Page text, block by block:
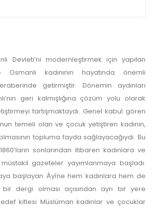
Devleti’ni modernleştirmek için yapılan
Osmanlı kadınının hayatında önemli
getirmiştir. Dönemin aydınları
geri kalmışlığına çözüm yolu olarak
tartışmaktaydı. Genel kabul gören
temeli olan ve çocuk yetiştiren kadının,
topluma fayda sağlayacağıydı. Bu
sonlarından itibaren kadınlara ve
gazeteler yayımlanmaya başladı.
başlayan Âyîne hem kadınlara hem de
dergi olması açısından ayrı bir yere
kitlesi Müslüman kadınlar ve çocuklar